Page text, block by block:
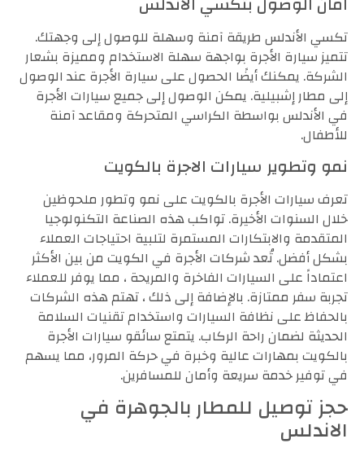
تكسي الأندلس طريقة آمنة وسهلة للوصول إلى وجهتك.
تتميز سيارة الأجرة بواجهة سهلة الاستخدام ومميزة بشعار
الشركة. يمكنك أيضًا الحصول على سيارة الأجرة عند الوصول
إلى مطار إشبيلية. يمكن الوصول إلى جميع سيارات الأجرة
في الأندلس بواسطة الكراسي المتحركة ومقاعد آمنة
للأطفال.
نمو وتطوير سيارات الاجرة بالكويت
تعرف سيارات الأجرة بالكويت على نمو وتطور ملحوظين
خلال السنوات الأخيرة. تواكب هذه الصناعة التكنولوجيا
المتقدمة والابتكارات المستمرة لتلبية احتياجات العملاء
بشكل أفضل. تُعد شركات الأجرة في الكويت من بين الأكثر
اعتماداً على السيارات الفاخرة والمريحة ، مما يوفر للعملاء
تجربة سفر ممتازة. بالإضافة إلى ذلك ، تهتم هذه الشركات
بالحفاظ على نظافة السيارات واستخدام تقنيات السلامة
الحديثة لضمان راحة الركاب. يتمتع سائقو سيارات الأجرة
بالكويت بمهارات عالية وخبرة في حركة المرور، مما يسهم
في توفير خدمة سريعة وأمان للمسافرين.
حجز توصيل للمطار بالجوهرة في
الاندلس